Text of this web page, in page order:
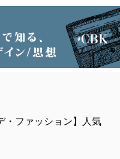
・ファッション】人気